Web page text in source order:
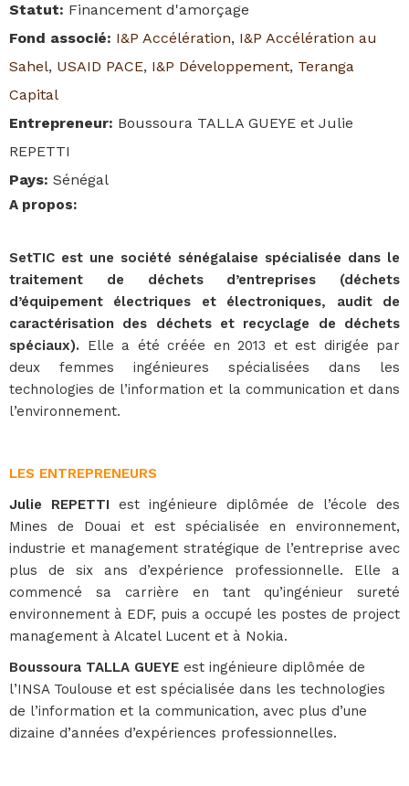
Statut: Financement d'amorçage
Fond associé: I&P Accélération, I&P Accélération au
Sahel, USAID PACE, I&P Développement, Teranga
Capital
Entrepreneur: Boussoura TALLA GUEYE et Julie
REPETTI
Pays: Sénégal
A propos:
SetTIC est une société sénégalaise spécialisée dans le
traitement de déchets d’entreprises (déchets
d’équipement électriques et électroniques, audit de
caractérisation des déchets et recyclage de déchets
spéciaux). Elle a été créée en 2013 et est dirigée par
deux femmes ingénieures spécialisées dans les
technologies de l’information et la communication et dans
l’environnement.
LES ENTREPRENEURS
Julie REPETTI est ingénieure diplômée de l’école des
Mines de Douai et est spécialisée en environnement,
industrie et management stratégique de l’entreprise avec
plus de six ans d’expérience professionnelle. Elle a
commencé sa carrière en tant qu’ingénieur sureté
environnement à EDF, puis a occupé les postes de project
management à Alcatel Lucent et à Nokia.
Boussoura TALLA GUEYE est ingénieure diplômée de
l’INSA Toulouse et est spécialisée dans les technologies
de l’information et la communication, avec plus d’une
dizaine d’années d’expériences professionnelles.